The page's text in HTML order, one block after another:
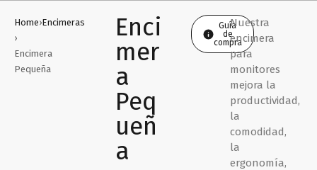
Home›Encimeras
›
Encimera
Pequeña
Enci
mer
a
Peq
ueñ
a
Guía
de
compra
Nuestra
encimera
para
monitores
mejora la
productividad,
la
comodidad,
la
ergonomía,